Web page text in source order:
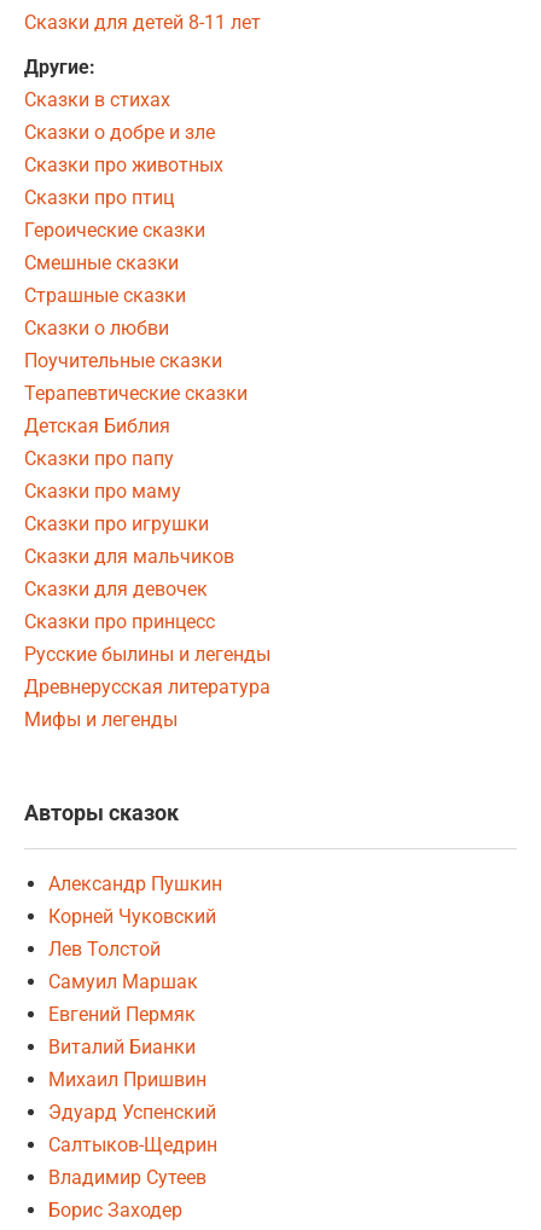
Сказки для детей 8-11 лет
Другие:
Сказки в стихах
Сказки о добре и зле
Сказки про животных
Сказки про птиц
Героические сказки
Смешные сказки
Страшные сказки
Сказки о любви
Поучительные сказки
Терапевтические сказки
Детская Библия
Сказки про папу
Сказки про маму
Сказки про игрушки
Сказки для мальчиков
Сказки для девочек
Сказки про принцесс
Русские былины и легенды
Древнерусская литература
Мифы и легенды
Авторы сказок
Александр Пушкин
Корней Чуковский
Лев Толстой
Самуил Маршак
Евгений Пермяк
Виталий Бианки
Михаил Пришвин
Эдуард Успенский
Салтыков-Щедрин
Владимир Сутеев
Борис Заходер